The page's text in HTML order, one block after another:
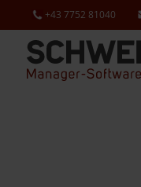
+43 7752 81040